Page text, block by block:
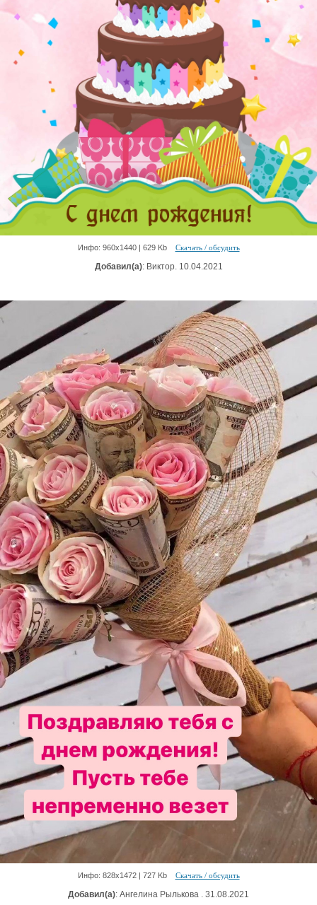
Инфо: 960х1440 | 629 Kb Скачать / обсудить
Добавил(а): Виктор. 10.04.2021
Инфо: 828х1472 | 727 Kb Скачать / обсудить
Добавил(а): Ангелина Рылькова . 31.08.2021